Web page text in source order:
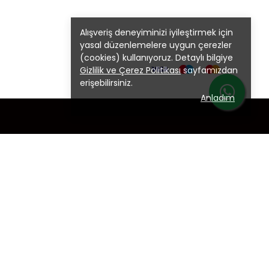
Alışveriş deneyiminizi iyileştirmek için
yasal düzenlemelere uygun çerezler
(cookies) kullanıyoruz. Detaylı bilgiye
Gizlilik ve Çerez Politikası sayfamızdan
erişebilirsiniz.
Anladım